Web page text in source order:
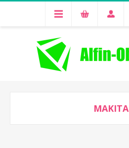
MAKITA